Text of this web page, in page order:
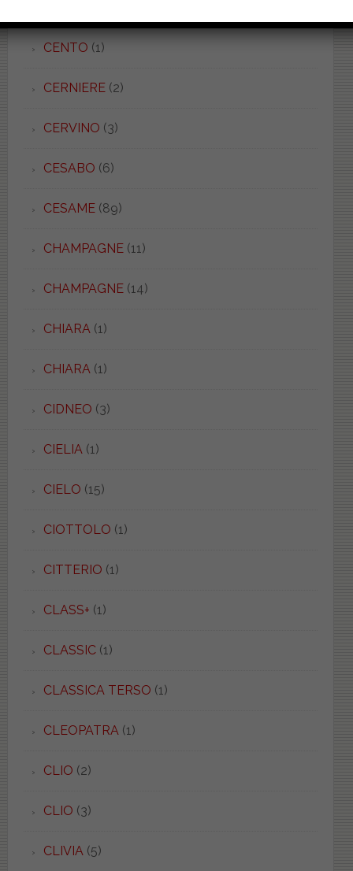
CENTO (1)
CERNIERE(2)
CERVINO (3)
CESABO (6)
CESAME(89)
CHAMPAGNE(11)
CHAMPAGNE(14)
CHIARA (1)
CHIARA (1)
CIDNEO (3)
CIELIA (1)
CIELO (15)
CIOTTOLO (1)
CITTERIO (1)
CLASS+ (1)
CLASSIC(1)
CLASSICA TERSO (1)
CLEOPATRA (1)
CLIO (2)
CLIO (3)
CLIVIA (5)